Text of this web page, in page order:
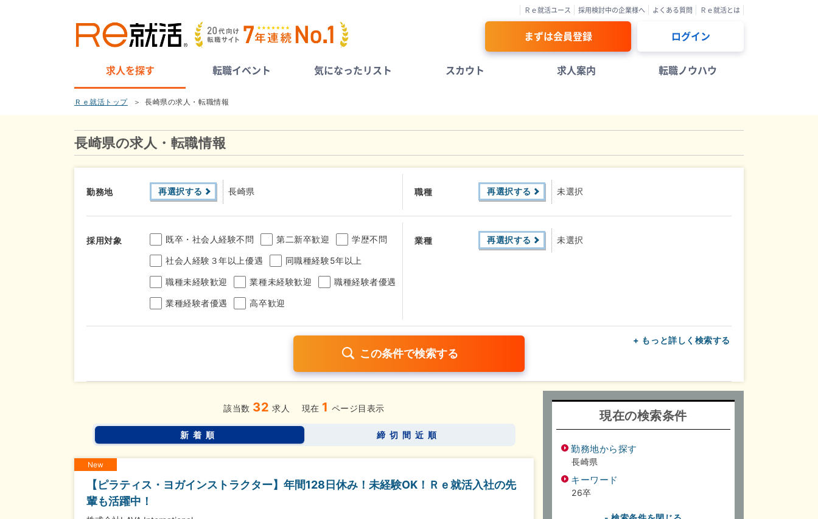
Ｒｅ就活ユース 採用検討中の企業様へ よくある質問 Ｒｅ就活とは
まずは会員登録 ログイン
求人を探す 転職イベント 気になったリスト スカウト 求人案内 転職ノウハウ
Ｒｅ就活トップ 長崎県の求人・転職情報
長崎県の求人・転職情報
勤務地 再選択する 長崎県 職種 再選択する 未選択
採用対象 既卒・社会人経験不問 第二新卒歓迎 学歴不問
社会人経験３年以上優遇 同職種経験5年以上
職種未経験歓迎 業種未経験歓迎 職種経験者優遇
業種経験者優遇 高卒歓迎
業種 再選択する 未選択
完全週休2日制 年間休日120日以上 残業少なめ（1日1時間以内）
土日面接OK 書類選考なし
+ もっと詳しく検索する
該当数 32 求人 現在 1 ページ目表示
新着順 締切間近順
New
【ピラティス・ヨガインストラクター】年間128日休み！未経験OK！Ｒｅ就活入社の先
輩も活躍中！
現在の検索条件
勤務地から探す
長崎県
キーワード
26卒